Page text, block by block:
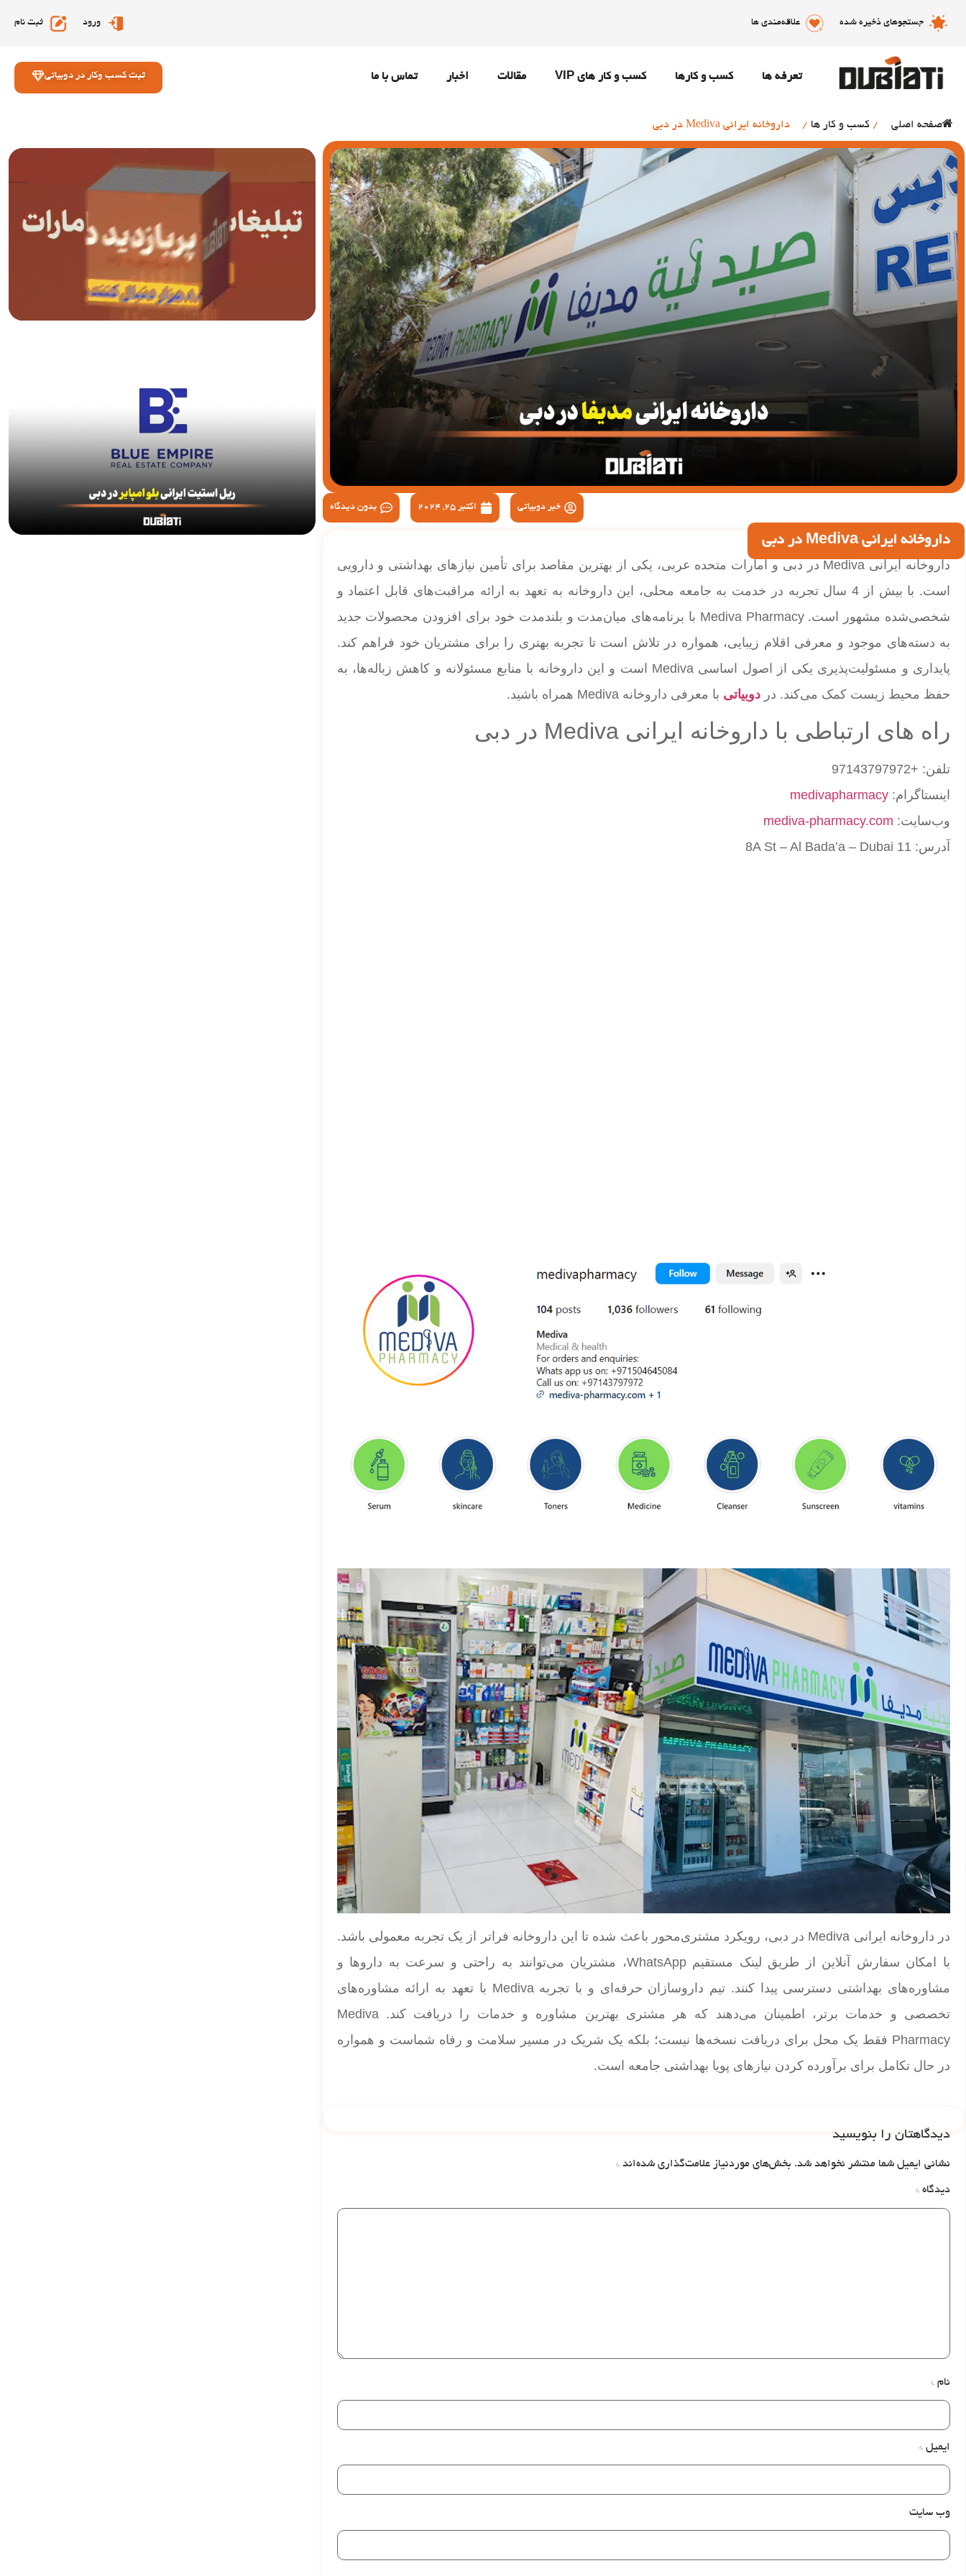
جستجوهای ذخیره شده علاقه‌مندی ها ورود ثبت نام
تعرفه ها کسب و کارها کسب و کار های VIP مقالات اخبار تماس با ما ثبت کسب وکار در دوبیاتی
صفحه اصلی / کسب و کار ها / داروخانه ایرانی Mediva در دبی
خبر دوبیاتی اکتبر 25, 2024 بدون دیدگاه
داروخانه ایرانی Mediva در دبی
داروخانه ایرانی Mediva در دبی و امارات متحده عربی، یکی از بهترین مقاصد برای تأمین نیازهای بهداشتی و دارویی
است. با بیش از 4 سال تجربه در خدمت به جامعه محلی، این داروخانه به تعهد به ارائه مراقبت‌های قابل اعتماد و
شخصی‌شده مشهور است. Mediva Pharmacy با برنامه‌های میان‌مدت و بلندمدت خود برای افزودن محصولات جدید
به دسته‌های موجود و معرفی اقلام زیبایی، همواره در تلاش است تا تجربه بهتری را برای مشتریان خود فراهم کند.
پایداری و مسئولیت‌پذیری یکی از اصول اساسی Mediva است و این داروخانه با منابع مسئولانه و کاهش زباله‌ها، به
حفظ محیط‌ زیست کمک می‌کند. در دوبیاتی با معرفی داروخانه Mediva همراه باشید.
راه های ارتباطی با داروخانه ایرانی Mediva در دبی
تلفن: +97143797972
اینستاگرام: medivapharmacy
وب‌سایت: mediva-pharmacy.com
آدرس: 11 8A St – Al Bada’a – Dubai
در داروخانه ایرانی Mediva در دبی، رویکرد مشتری‌محور باعث شده تا این داروخانه فراتر از یک تجربه معمولی باشد.
با امکان سفارش آنلاین از طریق لینک مستقیم WhatsApp، مشتریان می‌توانند به راحتی و سرعت به داروها و
مشاوره‌های بهداشتی دسترسی پیدا کنند. تیم داروسازان حرفه‌ای و با تجربه Mediva با تعهد به ارائه مشاوره‌های
تخصصی و خدمات برتر، اطمینان می‌دهند که هر مشتری بهترین مشاوره و خدمات را دریافت کند. Mediva
Pharmacy فقط یک محل برای دریافت نسخه‌ها نیست؛ بلکه یک شریک در مسیر سلامت و رفاه شماست و همواره
در حال تکامل برای برآورده کردن نیازهای پویا بهداشتی جامعه است.
دیدگاهتان را بنویسید
نشانی ایمیل شما منتشر نخواهد شد. بخش‌های موردنیاز علامت‌گذاری شده‌اند *
دیدگاه *
نام *
ایمیل *
وب‌ سایت